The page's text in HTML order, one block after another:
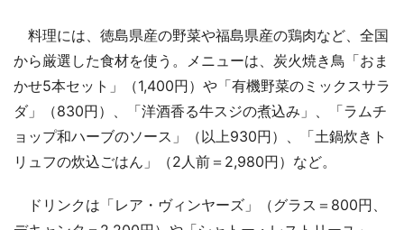
料理には、徳島県産の野菜や福島県産の鶏肉など、全国
から厳選した食材を使う。メニューは、炭火焼き鳥「おま
かせ5本セット」（1,400円）や「有機野菜のミックスサラ
ダ」（830円）、「洋酒香る牛スジの煮込み」、「ラムチ
ョップ和ハーブのソース」（以上930円）、「土鍋炊きト
リュフの炊込ごはん」（2人前＝2,980円）など。
ドリンクは「レア・ヴィンヤーズ」（グラス＝800円、